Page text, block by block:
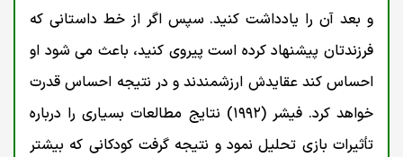
و بعد آن را یادداشت کنید. سپس اگر از خط داستانی که
فرزندتان پیشنهاد کرده است پیروی کنید، باعث می شود او
احساس کند عقایدش ارزشمندند و در نتیجه احساس قدرت
خواهد کرد. فیشر (۱۹۹۲) نتایج مطالعات بسیاری را درباره
تأثیرات بازی تحلیل نمود و نتیجه گرفت کودکانی که بیشتر